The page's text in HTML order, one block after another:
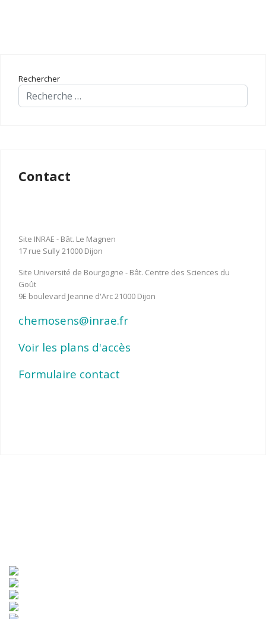
Rechercher
Contact
Site INRAE - Bât. Le Magnen
17 rue Sully 21000 Dijon
Site Université de Bourgogne - Bât. Centre des Sciences du
Goût
9E boulevard Jeanne d'Arc 21000 Dijon
chemosens@inrae.fr
Voir les plans d'accès
Formulaire contact